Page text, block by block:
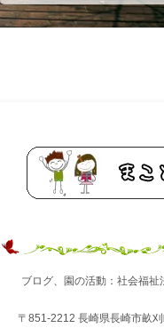
ブログ、園の活動：社会福
〒851-2212 長崎県長崎市畝